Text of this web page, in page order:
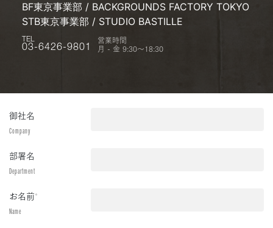
BF東京事業部 / BACKGROUNDS FACTORY TOKYO
STB東京事業部 / STUDIO BASTILLE
TEL
03-6426-9801
営業時間
月 - 金 9:30〜18:30
御社名
Company
部署名
Department
お名前*
Name